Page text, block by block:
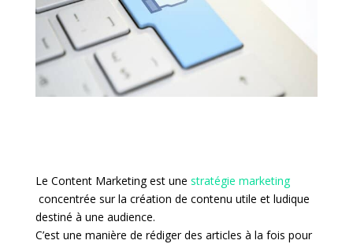
Le Content Marketing est une stratégie marketing
concentrée sur la création de contenu utile et ludique
destiné à une audience.
C’est une manière de rédiger des articles à la fois pour